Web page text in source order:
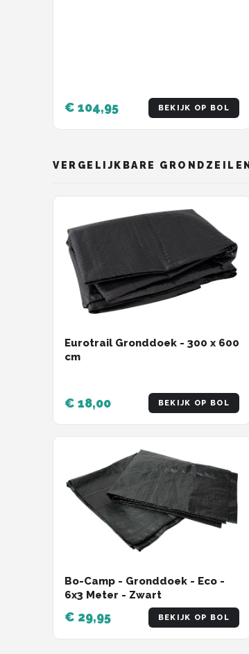
€ 104,95 BEKIJK OP BOL
VERGELIJKBARE GRONDZEILEN
Eurotrail Gronddoek - 300 x 600
cm
€ 18,00 BEKIJK OP BOL
Bo-Camp - Gronddoek - Eco -
6x3 Meter - Zwart
€ 29,95 BEKIJK OP BOL